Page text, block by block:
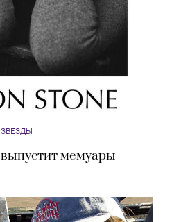
ЗВЕЗДЫ
мемуары